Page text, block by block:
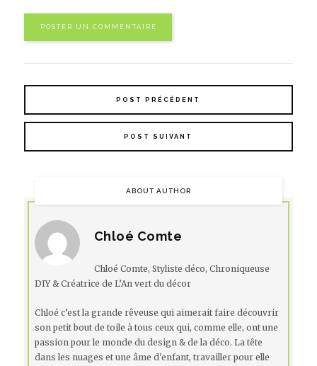
POST PRÉCÉDENT
POST SUIVANT
ABOUT AUTHOR
Chloé Comte
Chloé Comte, Styliste déco, Chroniqueuse
DIY & Créatrice de L’An vert du décor
Chloé c’est la grande rêveuse qui aimerait faire découvrir
son petit bout de toile à tous ceux qui, comme elle, ont une
passion pour le monde du design & de la déco. La tête
dans les nuages et une âme d'enfant, travailler pour elle